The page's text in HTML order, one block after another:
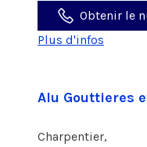
Obtenir le
Plus d'infos
Alu Gouttieres
Charpentier,